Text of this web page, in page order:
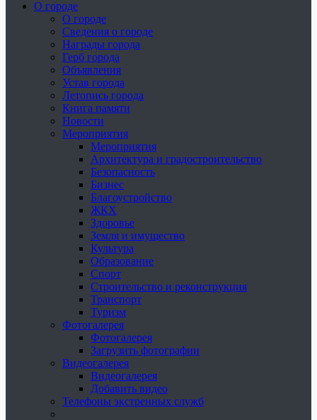
О городе
О городе
Сведения о городе
Награды города
Герб города
Объявления
Устав города
Летопись города
Книга памяти
Новости
Мероприятия
Мероприятия
Архитектура и градостроительство
Безопасность
Бизнес
Благоустройство
ЖКХ
Здоровье
Земля и имущество
Культура
Образование
Спорт
Строительство и реконструкция
Транспорт
Туризм
Фотогалерея
Фотогалерея
Загрузить фотографии
Видеогалерея
Видеогалерея
Добавить видео
Телефоны экстренных служб